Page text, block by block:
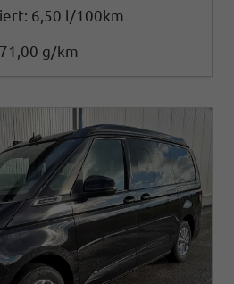
6,50 l/100km
g/km